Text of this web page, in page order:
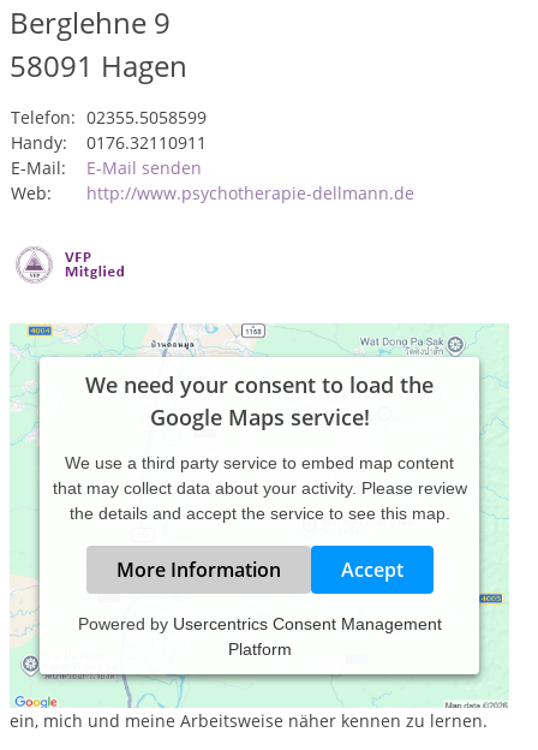
Berglehne 9
58091 Hagen
Telefon: 02355.5058599
Handy:
0176.32110911
E-Mail:
E-Mail senden
Web:
http://www.psychotherapie-dellmann.de
We need your consent to load the
Google Maps service!
We use a third party service to embed map content
that may collect data about your activity. Please review
the details and accept the service to see this map.
More Information Accept
Powered by Usercentrics Consent Management
Platform
Herzlich willkommen!
Ich freue mich, dass Sie zu mir gefunden haben und lade Sie
ein, mich und meine Arbeitsweise näher kennen zu lernen.